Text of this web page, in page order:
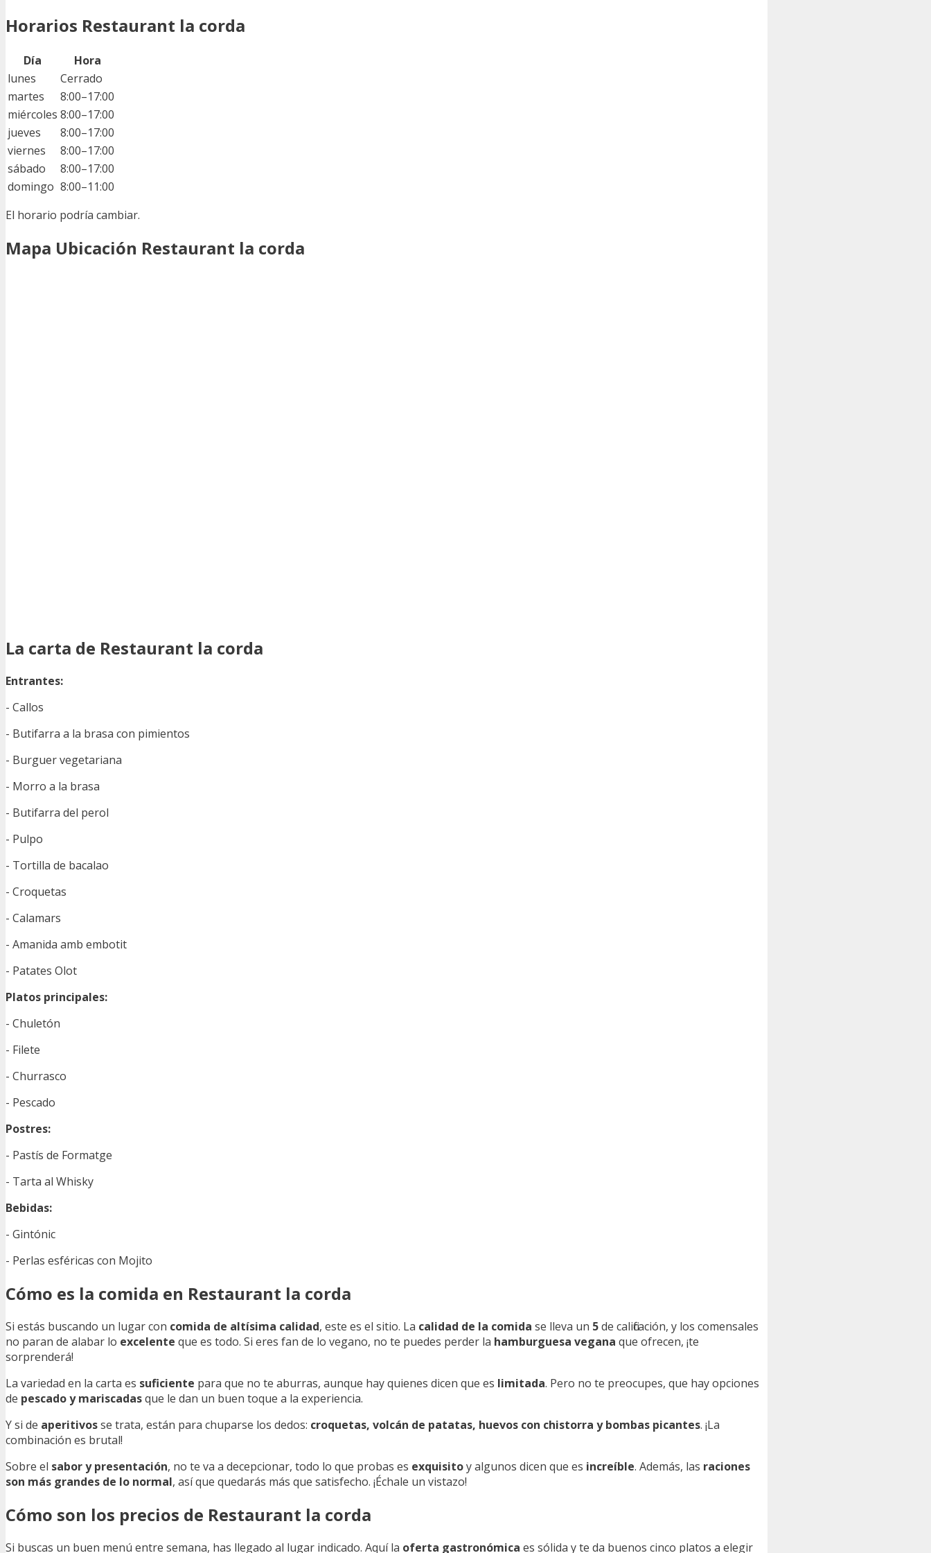
Horarios Restaurant la corda
Día
Hora
lunes
Cerrado
martes
8:00–17:00
miércoles 8:00–17:00
jueves
8:00–17:00
viernes
8:00–17:00
sábado
8:00–17:00
domingo 8:00–11:00
El horario podría cambiar.
Mapa Ubicación Restaurant la corda
La carta de Restaurant la corda
Entrantes:
- Callos
- Butifarra a la brasa con pimientos
- Burguer vegetariana
- Morro a la brasa
- Butifarra del perol
- Pulpo
- Tortilla de bacalao
- Croquetas
- Calamars
- Amanida amb embotit
- Patates Olot
Platos principales:
- Chuletón
- Filete
- Churrasco
- Pescado
Postres:
- Pastís de Formatge
- Tarta al Whisky
Bebidas:
- Gintónic
- Perlas esféricas con Mojito
Cómo es la comida en Restaurant la corda
Si estás buscando un lugar con comida de altísima calidad, este es el sitio. La calidad de la comida se lleva un 5de calificación, y los comensales
no paran de alabar lo excelente que es todo. Si eres fan de lo vegano, no te puedes perder la hamburguesa vegana que ofrecen, ¡te
sorprenderá!
La variedad en la carta es suficiente para que no te aburras, aunque hay quienes dicen que es limitada. Pero no te preocupes, que hay opciones
de pescado y mariscadasque le dan un buen toque a la experiencia.
Y si de aperitivosse trata, están para chuparse los dedos: croquetas, volcán de patatas, huevos con chistorra y bombas picantes. ¡La
combinación es brutal!
Sobre el sabor y presentación, no te va a decepcionar, todo lo que probas es exquisitoy algunos dicen que es increíble. Además, las raciones
son más grandes de lo normal, así que quedarás más que satisfecho. ¡Échale un vistazo!
Cómo son los precios de Restaurant la corda
Si buscas un buen menú entre semana, has llegado al lugar indicado. Aquí la oferta gastronómica es sólida y te da buenos cinco platos a elegir